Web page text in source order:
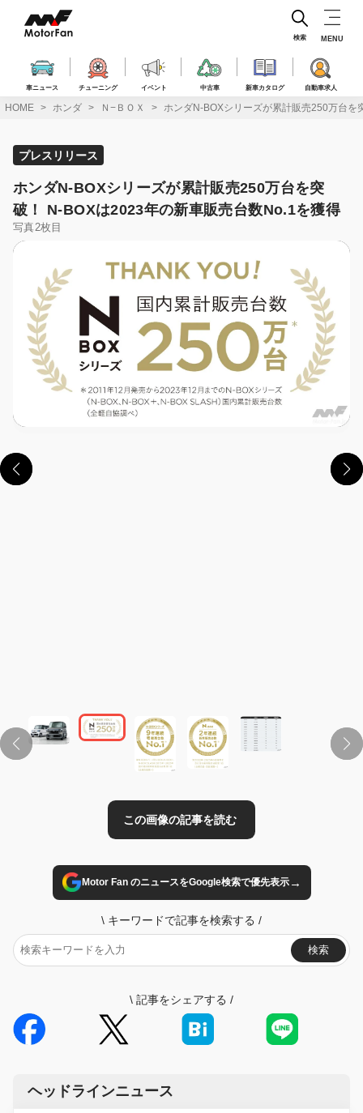
ス
車ニュース チューニング イベント 中古車 新車カタログ 自動車求人
検索 MENU
HOME ホンダ Ｎ−ＢＯＸ ホンダN-BOXシリーズが累計販売250万台
プレスリリース
ホンダN-BOXシリーズが累計販売250万台を突
破！ N-BOXは2023年の新車販売台数No.1を獲得
写真2枚目
Motor Fan のニュースをGoogle検索で優先表示→
\ キーワードで記事を検索する /
検索
\ 記事をシェアする /
ヘッドラインニュース